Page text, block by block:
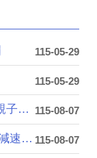
115-05-29
115-05-29
115-08-07
爸媽必收、三代同樂新地標！「高雄親子遊樂園區....
115-08-07
中正地下道排水溝夜間清淤 請用路人減速慢行